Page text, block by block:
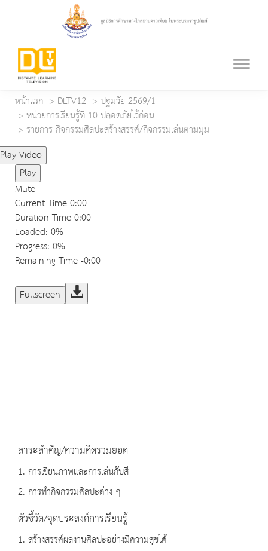
หน้าแรก DLTV12
ปฐมวัย 2569/1
หน่วยการเรียนรู้ที่ 10 ปลอดภัยไว้ก่อน
รายการ กิจกรรมศิลปะสร้างสรรค์/กิจกรรมเล่นตามมุม
Play Video
Play
Mute
Current Time0:00
Duration Time0:00
Loaded: 0%
Progress: 0%
Remaining Time-0:00
Fullscreen
สาระสำคัญ/ความคิดรวมยอด
1. การเขียนภาพและการเล่นกับสี
2. การทำกิจกรรมศิลปะต่าง ๆ
ตัวชี้วัด/จุดประสงค์การเรียนรู้
1. สร้างสรรค์ผลงานศิลปะอย่างมีความสุขได้